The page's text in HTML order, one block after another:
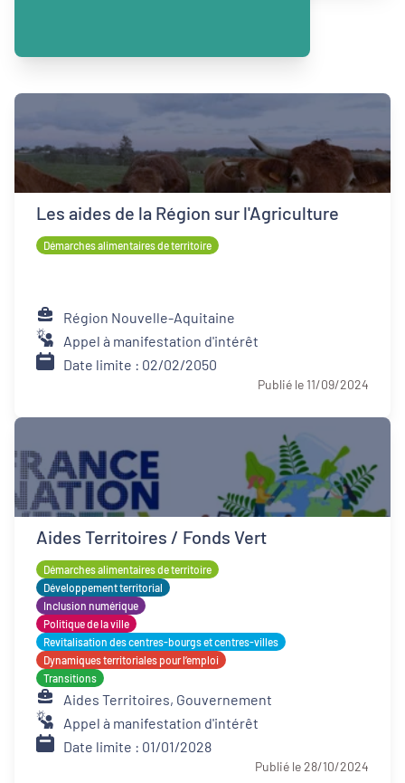
Les aides de la Région sur l'Agriculture
Démarches alimentaires de territoire
Région Nouvelle-Aquitaine
Appel à manifestation d'intérêt
Date limite : 02/02/2050
Publié le 11/09/2024
Aides Territoires / Fonds Vert
Démarches alimentaires de territoire
Développement territorial
Inclusion numérique
Politique de la ville
Revitalisation des centres-bourgs et centres-villes
Dynamiques territoriales pour l’emploi
Transitions
Aides Territoires, Gouvernement
Appel à manifestation d'intérêt
Date limite : 01/01/2028
Publié le 28/10/2024